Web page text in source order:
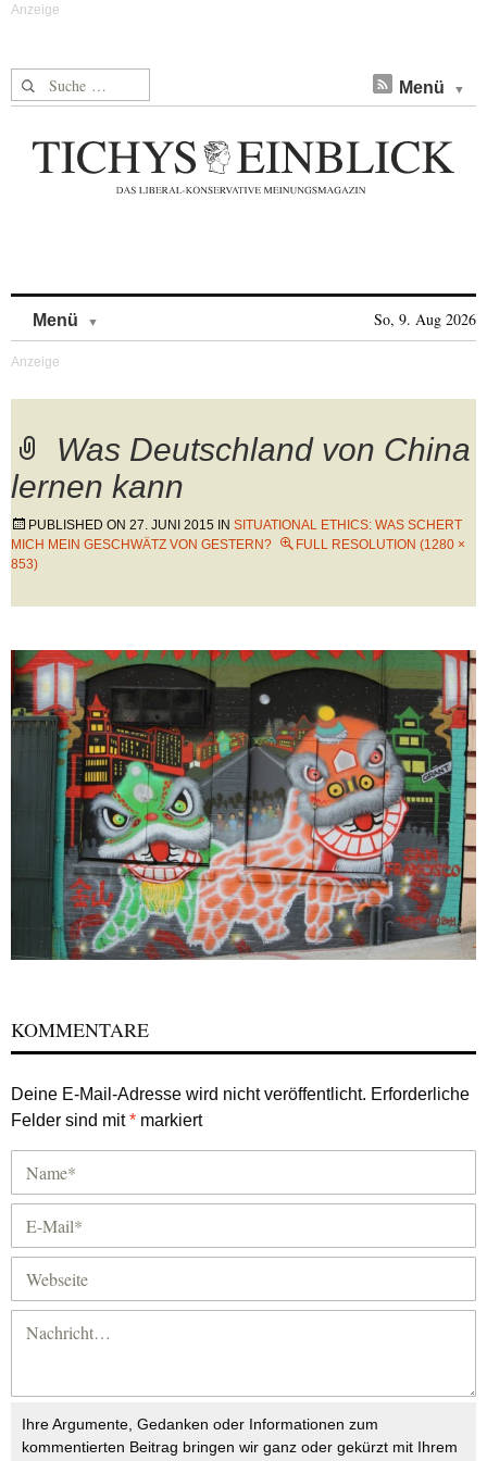
Suche nach: Menü
Menü So, 9. Aug 2026
Was Deutschland von China
lernen kann
PUBLISHED ON 27. JUNI 2015 IN SITUATIONAL ETHICS: WAS SCHERT
MICH MEIN GESCHWÄTZ VON GESTERN?
FULL RESOLUTION (1280 ×
853)
KOMMENTARE
Deine E-Mail-Adresse wird nicht veröffentlicht. Erforderliche
Felder sind mit* markiert
Ihre Argumente, Gedanken oder Informationen zum
kommentierten Beitrag bringen wir ganz oder gekürzt mit Ihrem